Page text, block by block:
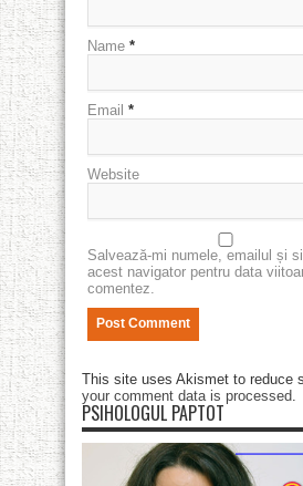
Name *
Email *
Website
Salvează-mi numele, emailul și
acest navigator pentru data
comentez.
This site uses Akismet to reduce
your comment data is processed
PSIHOLOGUL PAPTOT